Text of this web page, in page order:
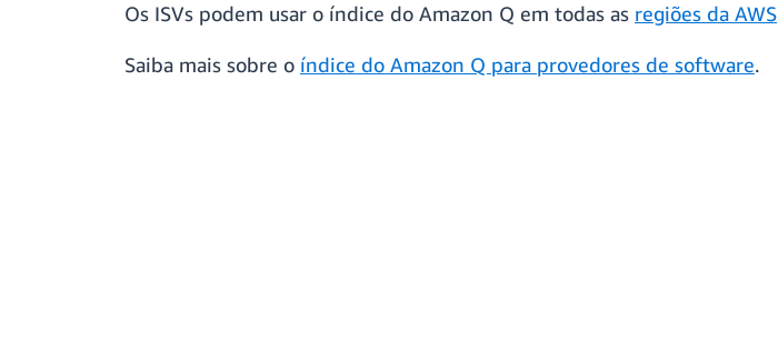
Os ISVs podem usar o índice do Amazon Q em todas as regiões da AWS
Saiba mais sobre o índice do Amazon Q para provedores de software.